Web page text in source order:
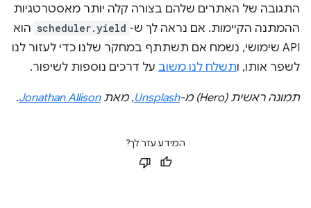
התגובה של האתרים שלהם בצורה קלה יותר מאסטרטגיות
ההמתנה הקיימות. אם נראה לך ש- scheduler.yield הוא
API שימושי, נשמח אם תשתתף במחקר שלנו כדי לעזור לנו
לשפר אותו, ותשלח לנו משוב על דרכים נוספות לשיפור.
תמונה ראשית (Hero) מ- Unsplash, מאתJonathan Allison
.
המידע עזר לך?